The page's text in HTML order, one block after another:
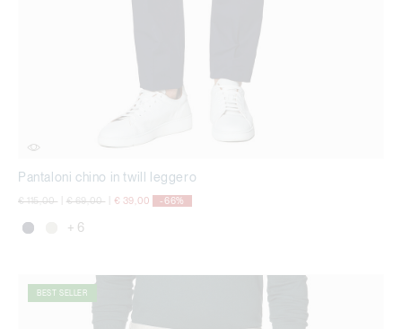
Pantaloni chino in twill leggero
Price reduced from
€ 115,00to Price reduced from
€ 69,00to € 39,00 -66%
+ 6
BEST SELLER